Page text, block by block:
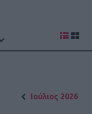
Ιούλιος 2026